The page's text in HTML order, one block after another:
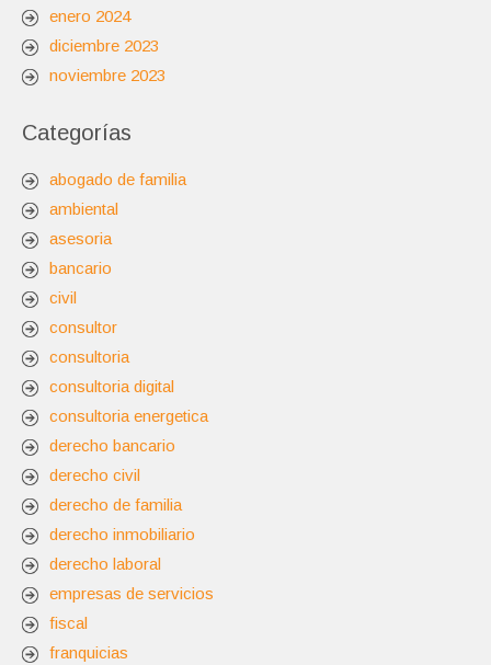
enero 2024
diciembre 2023
noviembre 2023
Categorías
abogado de familia
ambiental
asesoria
bancario
civil
consultor
consultoria
consultoria digital
consultoria energetica
derecho bancario
derecho civil
derecho de familia
derecho inmobiliario
derecho laboral
empresas de servicios
fiscal
franquicias